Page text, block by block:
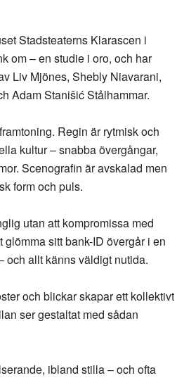
Stadsteaterns Klarascen i
om – en studie i oro, och har
Liv Mjönes, Shebly Niavarani,
Adam Stanišić Stålhammar.
Regin är rytmisk och
kultur – snabba övergångar,
Scenografin är avskalad men
form och puls.
utan att kompromissa med
sitt bank-ID övergår i en
och allt känns väldigt nutida.
och blickar skapar ett kollektivt
ser gestaltat med sådan
ibland stilla – och ofta